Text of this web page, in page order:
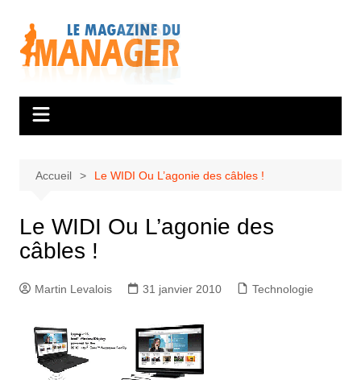
contenu
Accueil Le WIDI Ou L’agonie des câbles !
Le WIDI Ou L’agonie des
câbles !
Martin Levalois 31 janvier 2010 Technologie